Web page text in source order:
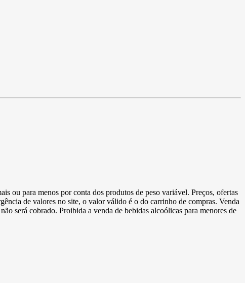
ou para menos por conta dos produtos de peso variável. Preços, ofertas
de valores no site, o valor válido é o do carrinho de compras. Venda
será cobrado. Proibida a venda de bebidas alcoólicas para menores de